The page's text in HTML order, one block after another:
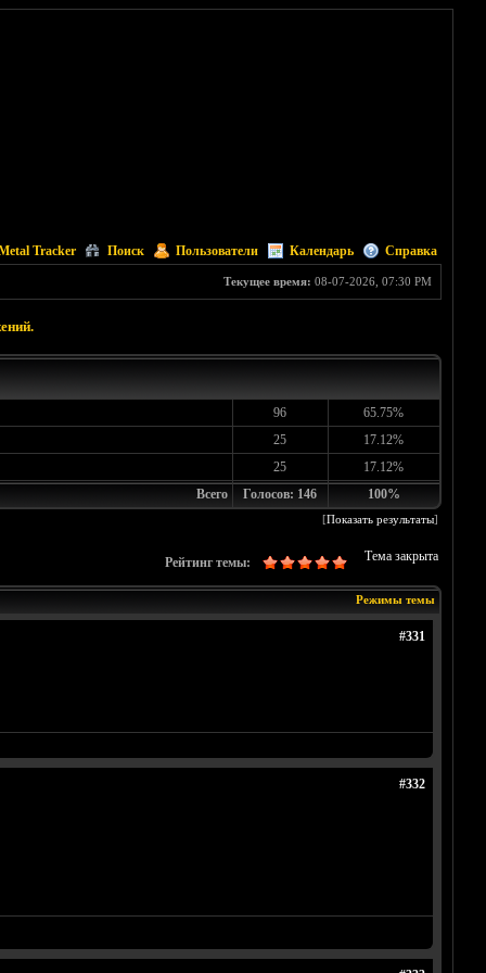
Tracker Поиск Пользователи Календарь Справка
Текущее время: 08-07-2026, 07:30 PM
96
65.75%
25
17.12%
25
17.12%
Всего
Голосов: 146 100%
[Показать результаты]
Тема закрыта
Рейтинг темы:
Режимы темы
#331
#332